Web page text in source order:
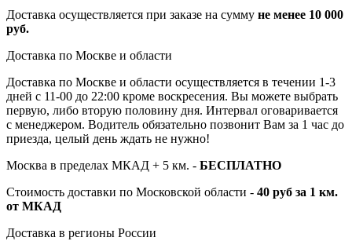
Доставка осуществляется при заказе на сумму не менее 10 000
руб.
Доставка по Москве и области
Доставка по Москве и области осуществляется в течении 1-3
дней с 11-00 до 22:00 кроме воскресения. Вы можете выбрать
первую, либо вторую половину дня. Интервал оговаривается
с менеджером. Водитель обязательно позвонит Вам за 1 час до
приезда, целый день ждать не нужно!
Москва в пределах МКАД + 5 км. - БЕСПЛАТНО
Стоимость доставки по Московской области - 40 руб за 1 км.
от МКАД
Доставка в регионы России